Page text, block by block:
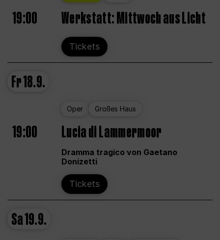
19:00 Werkstatt: Mittwoch aus Licht
Tickets
Fr18.9.
Oper Großes Haus
19:00 Lucia di Lammermoor
Dramma tragico von Gaetano
Donizetti
Tickets
Sa19.9.